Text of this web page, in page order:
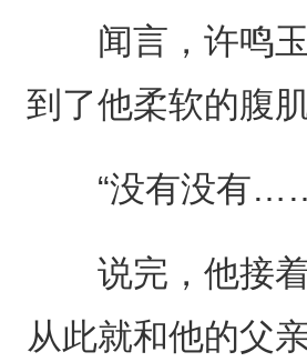
闻言，许鸣玉
到了他柔软的腹
“没有没有……”
说完，他接着
从此就和他的父